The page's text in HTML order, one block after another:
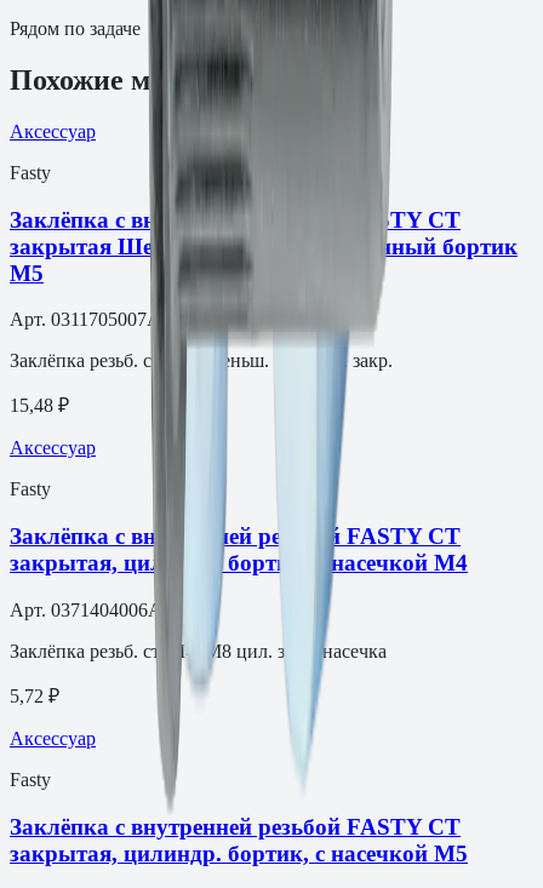
Рядом по задаче
Похожие модели
Аксессуар
Fasty
Заклёпка с внутренней резьбой FASTY СТ
закрытая Шестигранная, уменьшенный бортик
М5
Арт. 0311705007AM
Заклёпка резьб. ст. M5 уменьш. шестигр. закр.
15,48 ₽
Аксессуар
Fasty
Заклёпка с внутренней резьбой FASTY СТ
закрытая, цилиндр. бортик, с насечкой М4
Арт. 0371404006AM
Заклёпка резьб. ст. M4–M8 цил. закр. насечка
5,72 ₽
Аксессуар
Fasty
Заклёпка с внутренней резьбой FASTY СТ
закрытая, цилиндр. бортик, с насечкой М5